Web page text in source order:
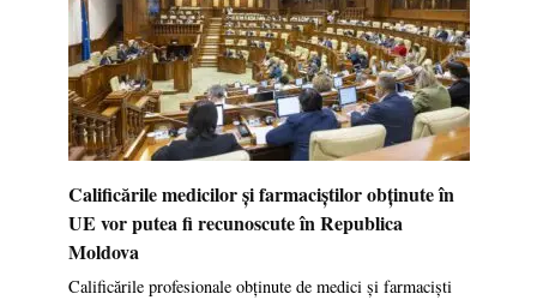
Calificările medicilor și farmaciștilor obținute în
UE vor putea fi recunoscute în Republica
Moldova
Calificările profesionale obținute de medici și farmaciști